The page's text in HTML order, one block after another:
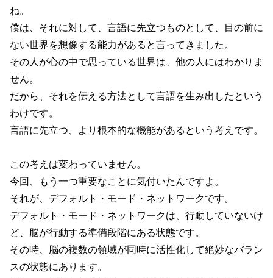
ね。
僕は、それに対して、言語に先立つものとして、目の前に
ない世界を想像する能力があると言ってきました。
その人が心の中で思っている世界は、他の人にはわかりま
せん。
だから、それを伝える方法として言語を生み出したという
わけです。
言語に先立つ、より根本的な機能があるという考えです。
この考えは変わっていません。
今回、もう一つ重要なことに気付いたんですよ。
それが、デフォルト・モード・ネットワークです。
デフォルト・モード・ネットワークは、行動していないけ
ど、脳が行動する準備段階にある状態です。
その時、脳の複数の領域が同時に活性化して絶妙なバラン
スの状態にあります。